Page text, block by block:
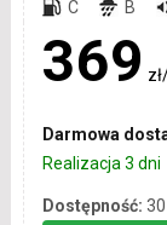
C B
369
Darmowa
Realizacja 3 dni
Dostępność: